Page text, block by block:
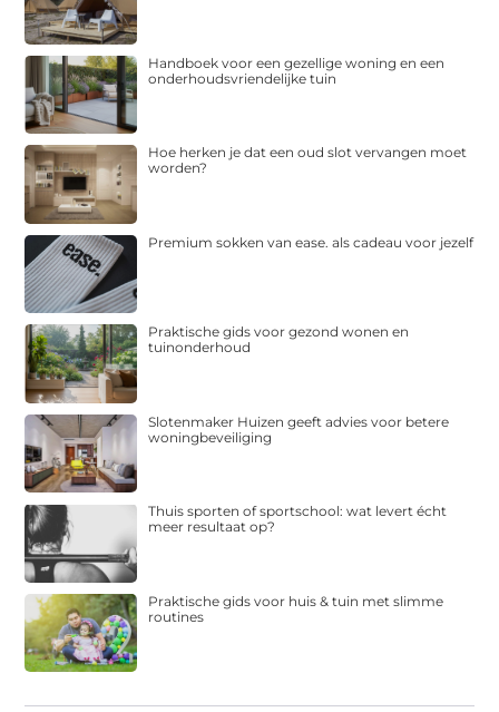
Handboek voor een gezellige woning en een
onderhoudsvriendelijke tuin
Hoe herken je dat een oud slot vervangen moet
worden?
Premium sokken van ease. als cadeau voor jezelf
Praktische gids voor gezond wonen en
tuinonderhoud
Slotenmaker Huizen geeft advies voor betere
woningbeveiliging
Thuis sporten of sportschool: wat levert écht
meer resultaat op?
Praktische gids voor huis & tuin met slimme
routines